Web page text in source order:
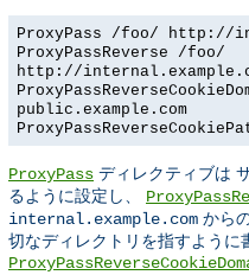
ProxyPass /foo/ http://
ProxyPassReverse /foo/
http://
public.example.com
ProxyPass ディレクティブは
るように設定し、
internal.example.com から
切なディレクトリを指すように